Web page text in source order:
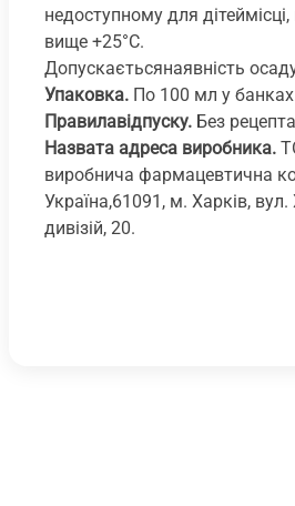
недоступному для
вище +25°С.
Допускаєтьсянаявність
Упаковка. По 100 мл у
Правилавідпуску. Без
Назвата адреса виробника.
виробнича фармацевтична
Україна,61091, м. Харків, вул.
дивізій, 20.